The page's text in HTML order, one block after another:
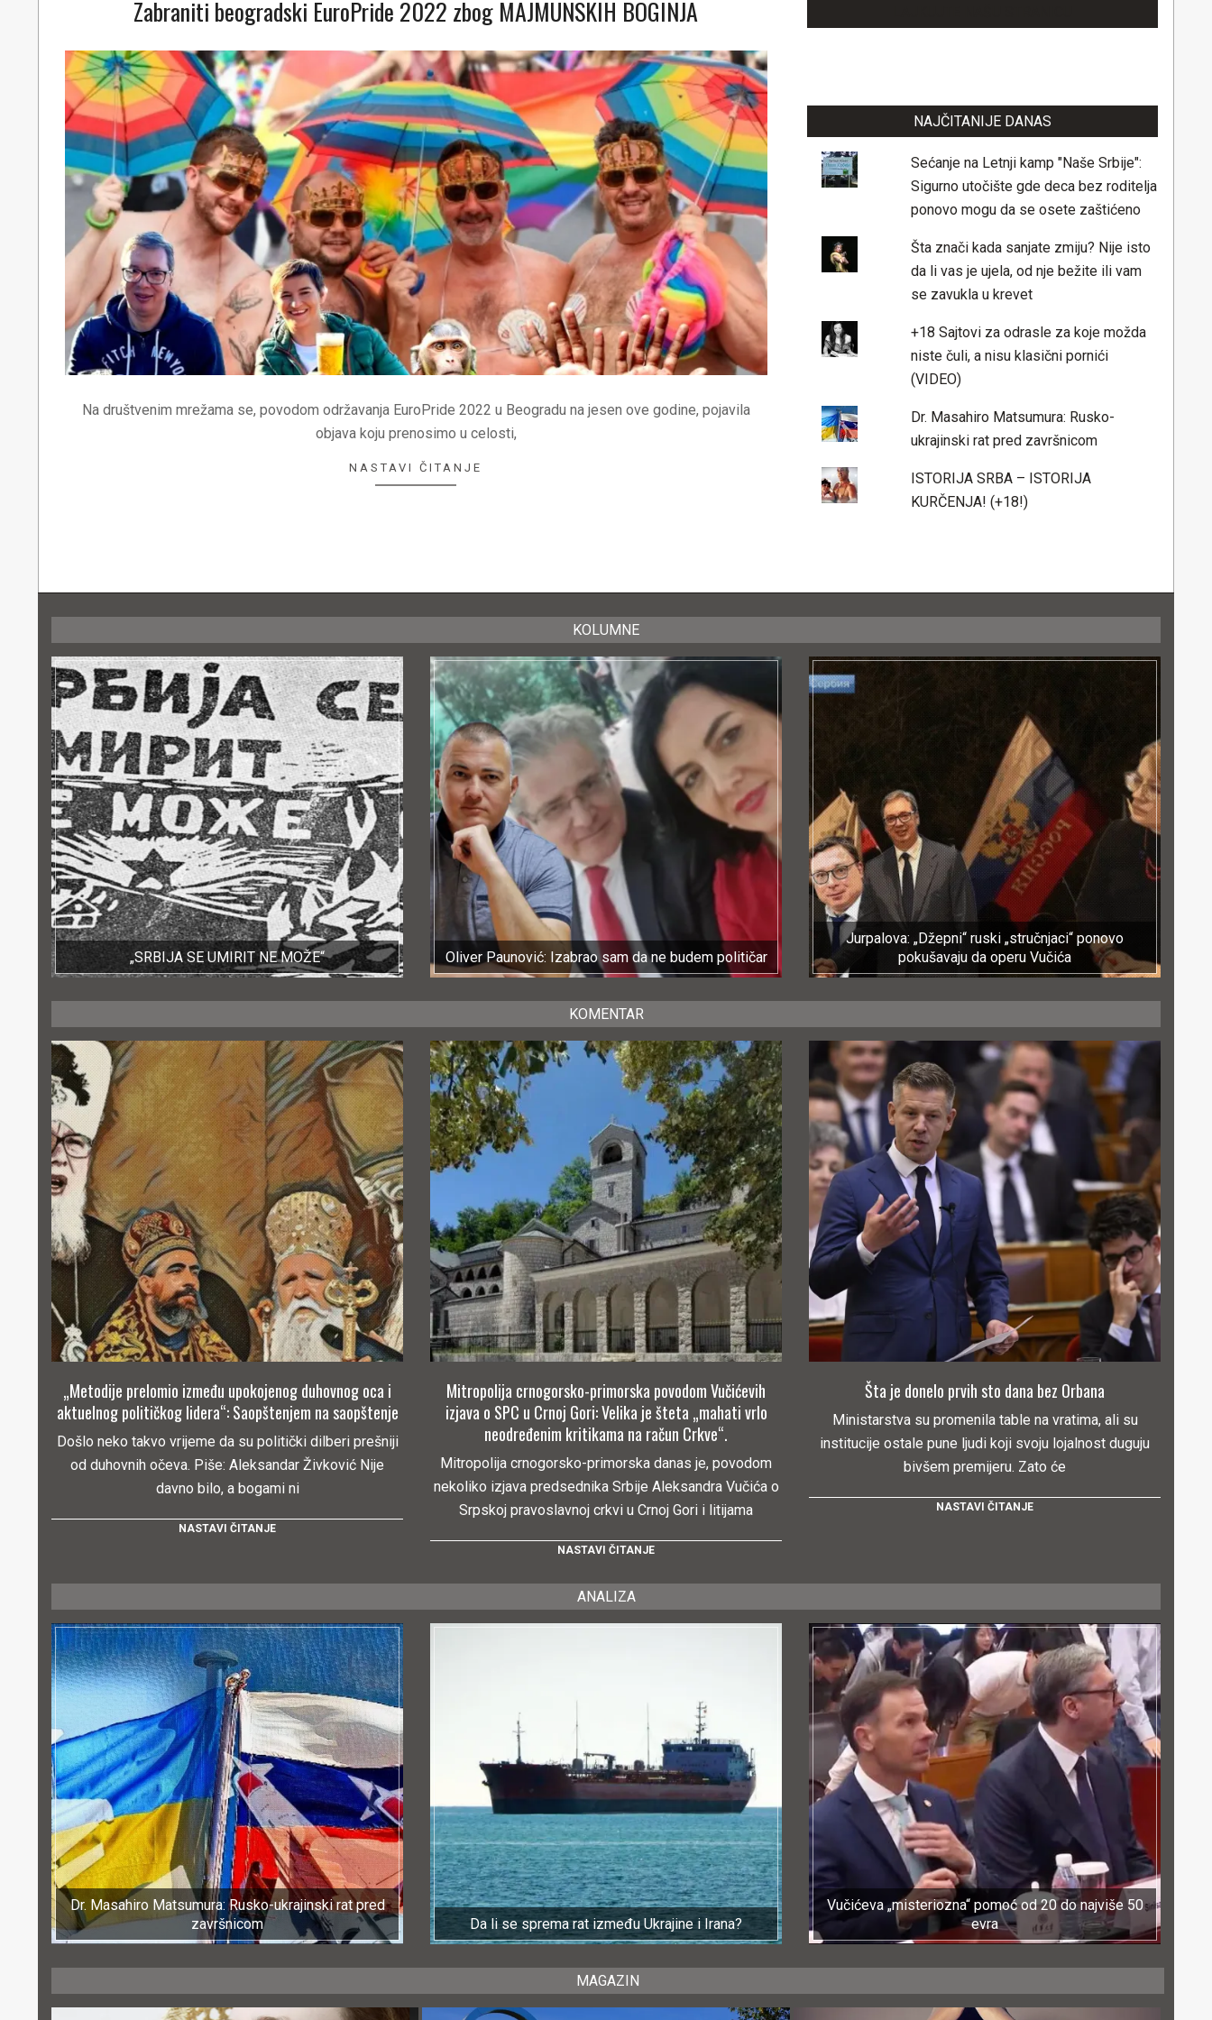
Zabraniti beogradski EuroPride 2022 zbog MAJMUNSKIH BOGINJA
06-
02
Na društvenim mrežama se, povodom održavanja EuroPride 2022 u Beogradu na jesen ove godine, pojavila
objava koju prenosimo u celosti,
NASTAVI ČITANJE
NAJČITANIJE DANAS
Sećanje na Letnji kamp "Naše Srbije":
Sigurno utočište gde deca bez roditelja
ponovo mogu da se osete zaštićeno
Šta znači kada sanjate zmiju? Nije isto
da li vas je ujela, od nje bežite ili vam
se zavukla u krevet
+18 Sajtovi za odrasle za koje možda
niste čuli, a nisu klasični pornići
(VIDEO)
Dr. Masahiro Matsumura: Rusko-
ukrajinski rat pred završnicom
ISTORIJA SRBA – ISTORIJA
KURČENJA! (+18!)
KOLUMNE
„SRBIJA SE UMIRIT NE MOŽE“ Oliver Paunović: Izabrao sam da ne budem političar
Jurpalova: „Džepni“ ruski „stručnjaci“ ponovo
pokušavaju da operu Vučića
KOMENTAR
„Metodije prelomio između upokojenog duhovnog oca i
aktuelnog političkog lidera“: Saopštenjem na saopštenje
Došlo neko takvo vrijeme da su politički dilberi prešniji
od duhovnih očeva. Piše: Aleksandar Živković Nije
davno bilo, a bogami ni
NASTAVI ČITANJE
Mitropolija crnogorsko-primorska povodom Vučićevih
izjava o SPC u Crnoj Gori: Velika je šteta „mahati vrlo
neodređenim kritikama na račun Crkve“.
Mitropolija crnogorsko-primorska danas je, povodom
nekoliko izjava predsednika Srbije Aleksandra Vučića o
Srpskoj pravoslavnoj crkvi u Crnoj Gori i litijama
NASTAVI ČITANJE
Šta je donelo prvih sto dana bez Orbana
Ministarstva su promenila table na vratima, ali su
institucije ostale pune ljudi koji svoju lojalnost duguju
bivšem premijeru. Zato će
NASTAVI ČITANJE
ANALIZA
Dr. Masahiro Matsumura: Rusko-ukrajinski rat pred
završnicom
Da li se sprema rat između Ukrajine i Irana?
Vučićeva „misteriozna“ pomoć od 20 do najviše 50
evra
MAGAZIN